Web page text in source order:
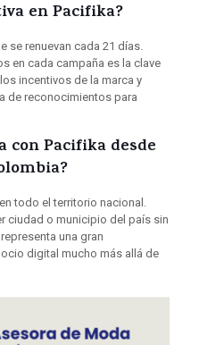
en Pacifika?
se renuevan cada 21 días.
en cada campaña es la clave
incentivos de la marca y
de reconocimientos para
con Pacifika desde
todo el territorio nacional.
ciudad o municipio del país sin
una gran
digital mucho más allá de